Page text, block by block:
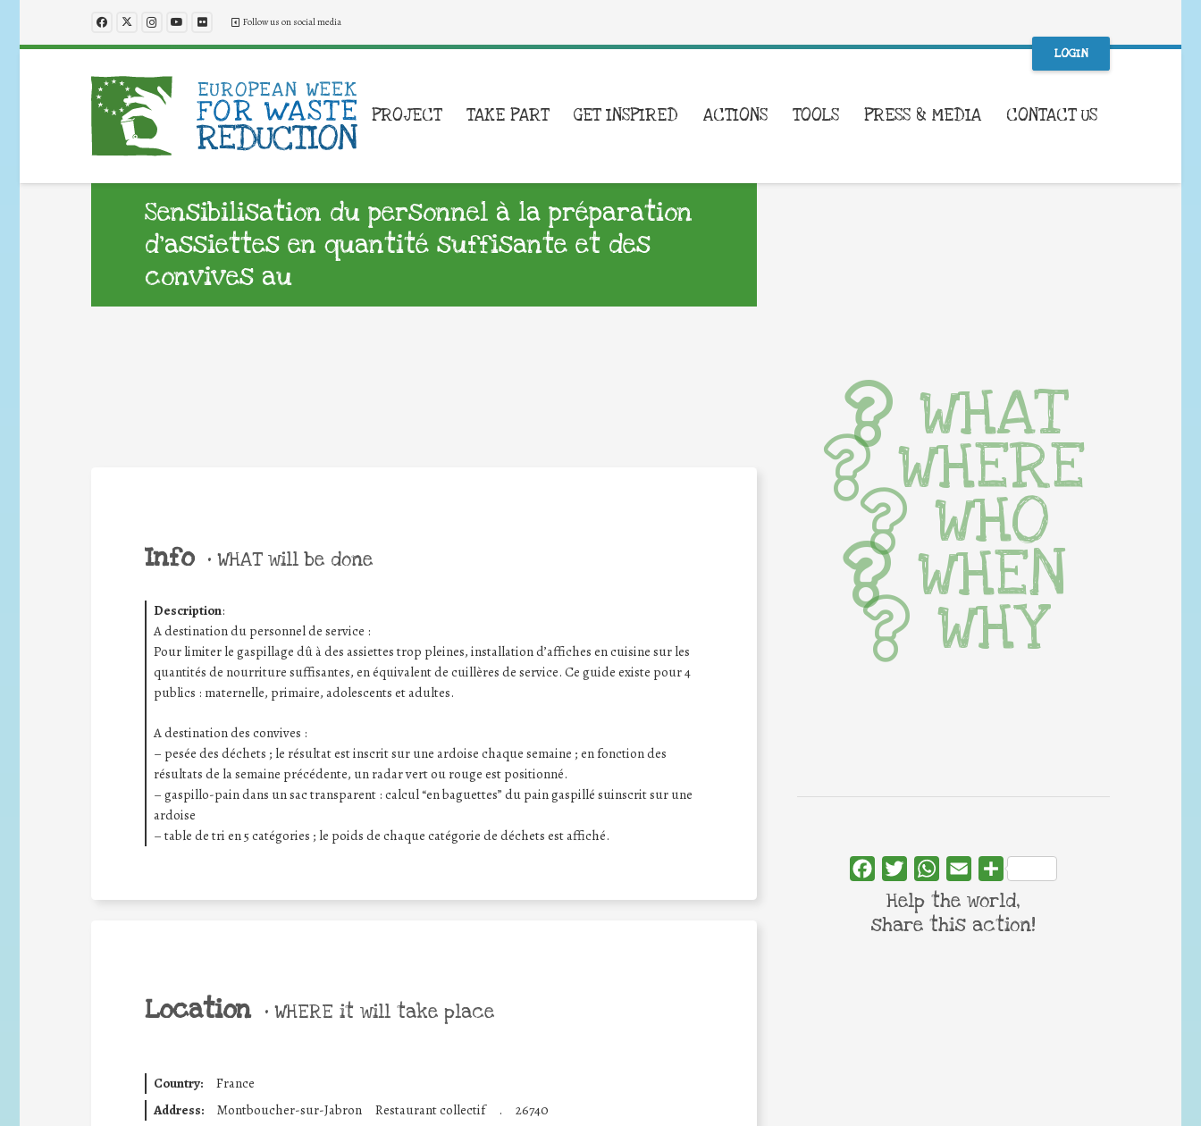
Follow us on social media
LOGIN
PROJECT TAKE PART GET INSPIRED ACTIONS TOOLS PRESS & MEDIA CONTACT US
Sensibilisation du personnel à la préparation
d’assiettes en quantité suffisante et des
convives au
Info • WHAT will be done
Description:
A destination du personnel de service :
Pour limiter le gaspillage dû à des assiettes trop pleines, installation d’affiches en cuisine sur les
quantités de nourriture suffisantes, en équivalent de cuillères de service. Ce guide existe pour 4
publics : maternelle, primaire, adolescents et adultes.
A destination des convives :
– pesée des déchets ; le résultat est inscrit sur une ardoise chaque semaine ; en fonction des
résultats de la semaine précédente, un radar vert ou rouge est positionné.
– gaspillo-pain dans un sac transparent : calcul “en baguettes” du pain gaspillé suinscrit sur une
ardoise
– table de tri en 5 catégories ; le poids de chaque catégorie de déchets est affiché.
Location • WHERE it will take place
Country:
France
Address:
Montboucher-sur-Jabron Restaurant collectif . 26740
WHAT
WHERE
WHO
WHEN
WHY
FacebookTwitterWhatsApp
Email Share
Help the world,
share this action!